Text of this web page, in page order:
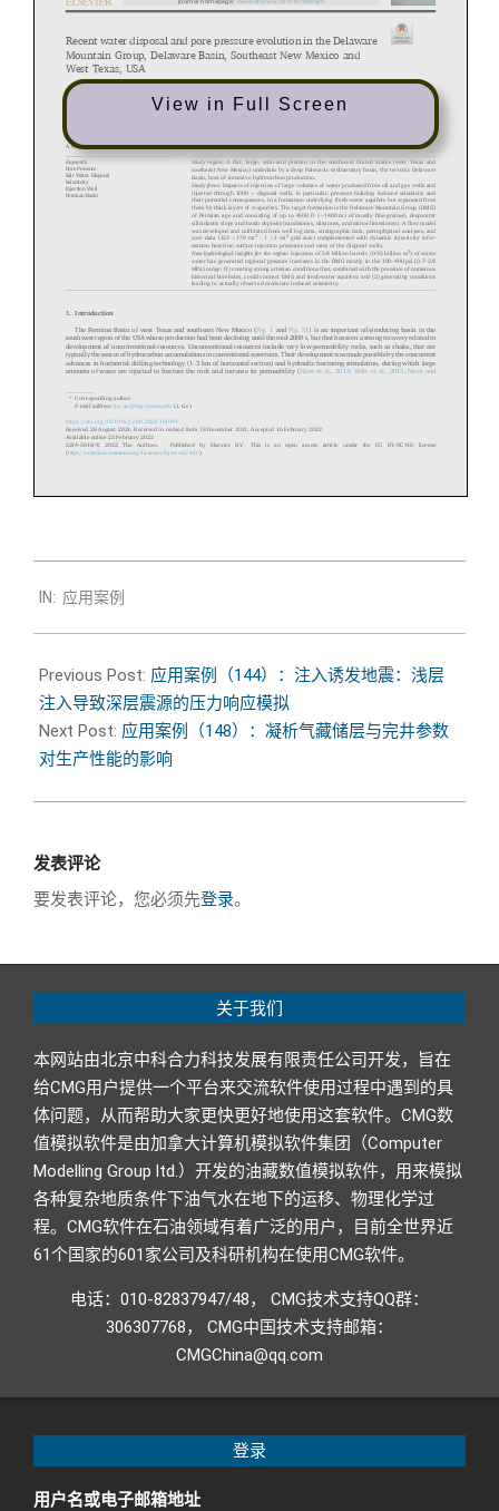
View in Full Screen
05-
26
IN: 应用案例
Previous Post: 应用案例（144）：注入诱发地震：浅层
注入导致深层震源的压力响应模拟
Next Post: 应用案例（148）：凝析气藏储层与完井参数
对生产性能的影响
发表评论
要发表评论，您必须先登录。
关于我们
本网站由北京中科合力科技发展有限责任公司开发，旨在
给CMG用户提供一个平台来交流软件使用过程中遇到的具
体问题，从而帮助大家更快更好地使用这套软件。CMG数
值模拟软件是由加拿大计算机模拟软件集团（Computer
Modelling Group ltd.）开发的油藏数值模拟软件，用来模拟
各种复杂地质条件下油气水在地下的运移、物理化学过
程。CMG软件在石油领域有着广泛的用户，目前全世界近
61个国家的601家公司及科研机构在使用CMG软件。
电话：010-82837947/48， CMG技术支持QQ群：
306307768， CMG中国技术支持邮箱：
CMGChina@qq.com
登录
用户名或电子邮箱地址